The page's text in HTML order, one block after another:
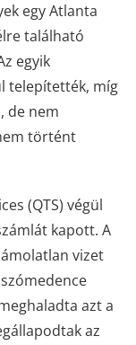
egy Atlanta
található
egyik
telepítették, míg
de nem
történt
(QTS) végül
kapott. A
vizet
azt a
az